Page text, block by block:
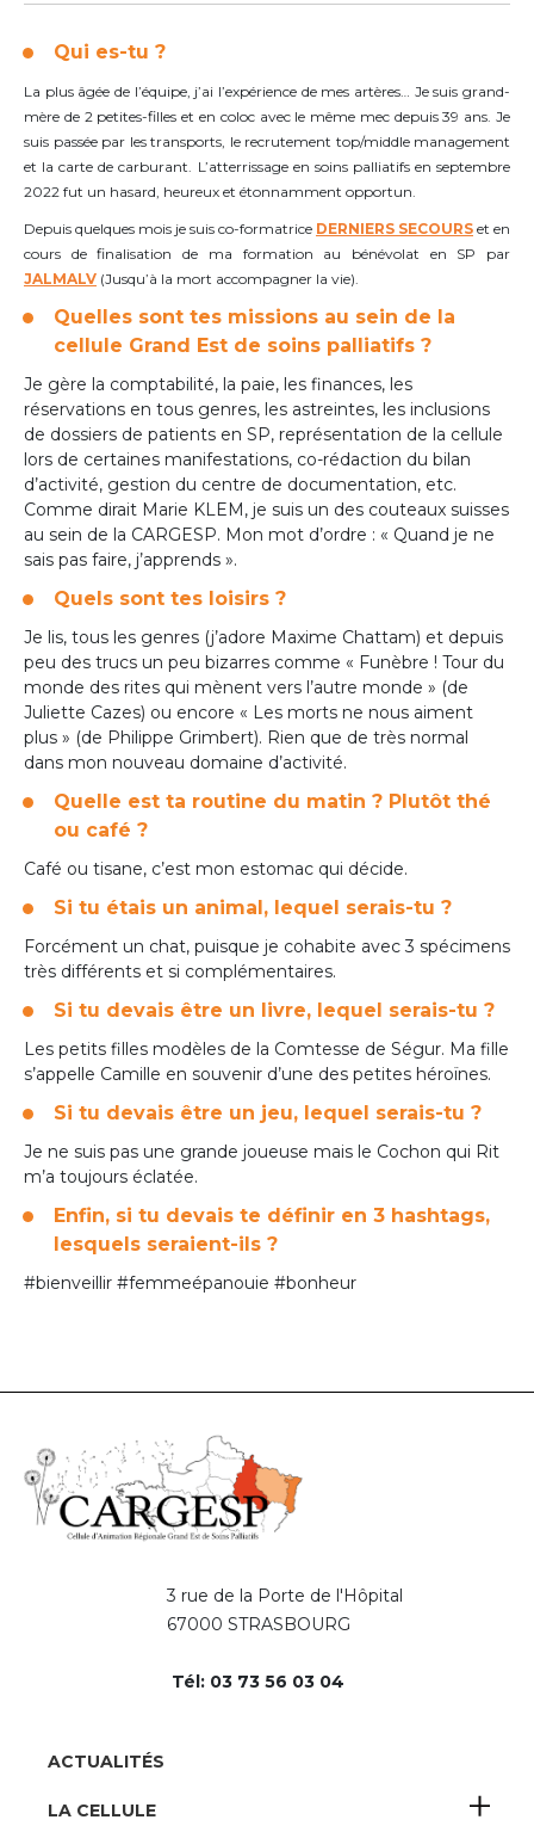
Qui es-tu ?
La plus âgée de l’équipe, j’ai l’expérience de mes artères… Je suis grand-
mère de 2 petites-filles et en coloc avec le même mec depuis 39 ans. Je
suis passée par les transports, le recrutement top/middle management
et la carte de carburant. L’atterrissage en soins palliatifs en septembre
2022 fut un hasard, heureux et étonnamment opportun.
Depuis quelques mois je suis co-formatrice DERNIERS SECOURS et en
cours de finalisation de ma formation au bénévolat en SP par
JALMALV (Jusqu’à la mort accompagner la vie).
Quelles sont tes missions au sein de la
cellule Grand Est de soins palliatifs ?
Je gère la comptabilité, la paie, les finances, les
réservations en tous genres, les astreintes, les inclusions
de dossiers de patients en SP, représentation de la cellule
lors de certaines manifestations, co-rédaction du bilan
d’activité, gestion du centre de documentation, etc.
Comme dirait Marie KLEM, je suis un des couteaux suisses
au sein de la CARGESP. Mon mot d’ordre : « Quand je ne
sais pas faire, j’apprends ».
Quels sont tes loisirs ?
Je lis, tous les genres (j’adore Maxime Chattam) et depuis
peu des trucs un peu bizarres comme « Funèbre ! Tour du
monde des rites qui mènent vers l’autre monde » (de
Juliette Cazes) ou encore « Les morts ne nous aiment
plus » (de Philippe Grimbert). Rien que de très normal
dans mon nouveau domaine d’activité.
Quelle est ta routine du matin ? Plutôt thé
ou café ?
Café ou tisane, c’est mon estomac qui décide.
Si tu étais un animal, lequel serais-tu ?
Forcément un chat, puisque je cohabite avec 3 spécimens
très différents et si complémentaires.
Si tu devais être un livre, lequel serais-tu ?
Les petits filles modèles de la Comtesse de Ségur. Ma fille
s’appelle Camille en souvenir d’une des petites héroïnes.
Si tu devais être un jeu, lequel serais-tu ?
Je ne suis pas une grande joueuse mais le Cochon qui Rit
m’a toujours éclatée.
Enfin, si tu devais te définir en 3 hashtags,
lesquels seraient-ils ?
#bienveillir #femmeépanouie #bonheur
3 rue de la Porte de l'Hôpital
67000 STRASBOURG
Tél: 03 73 56 03 04
Pied
de
ACTUALITÉS
LA CELLULE